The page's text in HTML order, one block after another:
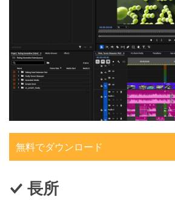
無料でダウンロード
長所